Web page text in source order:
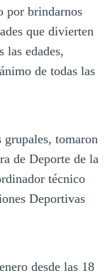
por brindarnos
que divierten
las edades,
de todas las
tomaron
de Deporte de la
técnico
Deportivas
desde las 18